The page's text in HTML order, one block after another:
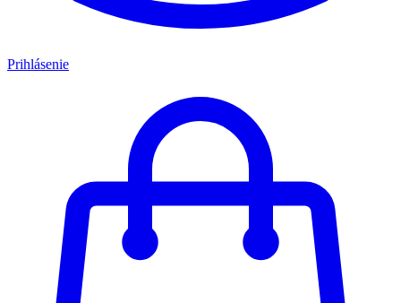
Prihlásenie